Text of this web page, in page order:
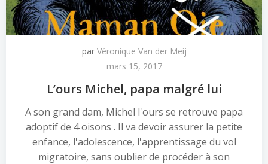
par Véronique Van der Meij
mars 15, 2017
L’ours Michel, papa malgré lui
A son grand dam, Michel l'ours se retrouve papa
adoptif de 4 oisons . Il va devoir assurer la petite
enfance, l'adolescence, l'apprentissage du vol
migratoire, sans oublier de procéder à son